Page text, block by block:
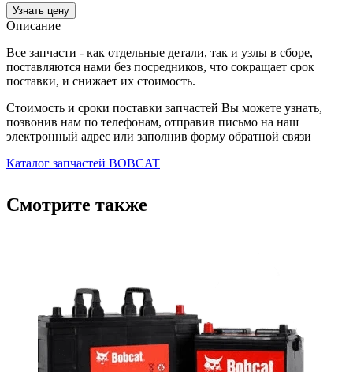
Узнать цену
Описание
Все запчасти - как отдельные детали, так и узлы в сборе,
поставляются нами без посредников, что сокращает срок
поставки, и снижает их стоимость.
Стоимость и сроки поставки запчастей Вы можете узнать,
позвонив нам по телефонам, отправив письмо на наш
электронный адрес или заполнив форму обратной связи
Каталог запчастей BOBCAT
Смотрите также